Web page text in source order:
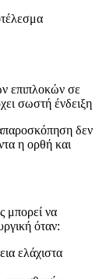
επιπλοκών σε
σωστή ένδειξη
δεν
η ορθή και
μπορεί να
όταν:
ελάχιστα